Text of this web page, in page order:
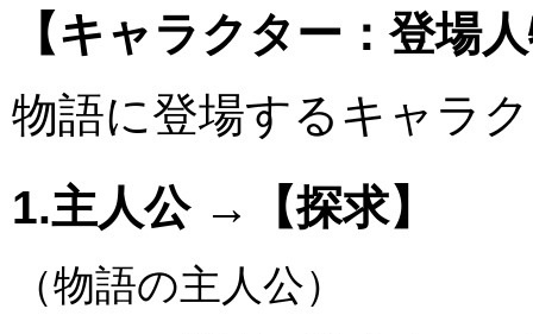
【キャラクター：登場
物語に登場するキャラ
1.主人公 →【探求】
（物語の主人公）